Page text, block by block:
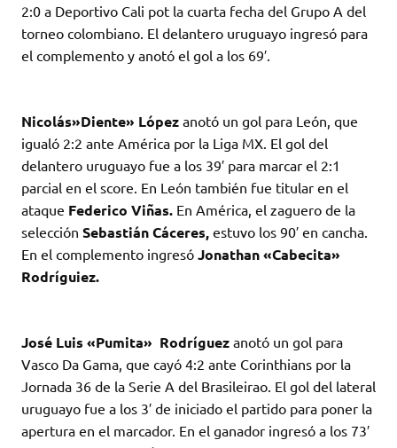
2:0 a Deportivo Cali pot la cuarta fecha del Grupo A del
torneo colombiano. El delantero uruguayo ingresó para
el complemento y anotó el gol a los 69′.
Nicolás»Diente» López anotó un gol para León, que
igualó 2:2 ante América por la Liga MX. El gol del
delantero uruguayo fue a los 39′ para marcar el 2:1
parcial en el score. En León también fue titular en el
ataque Federico Viñas. En América, el zaguero de la
selección Sebastián Cáceres, estuvo los 90′ en cancha.
En el complemento ingresó Jonathan «Cabecita»
Rodríguiez.
José Luis «Pumita» Rodríguez anotó un gol para
Vasco Da Gama, que cayó 4:2 ante Corinthians por la
Jornada 36 de la Serie A del Brasileirao. El gol del lateral
uruguayo fue a los 3′ de iniciado el partido para poner la
apertura en el marcador. En el ganador ingresó a los 73′